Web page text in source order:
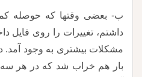
ب- بعضی وقتها که حوصله
داشتم، تغییرات را روی فایل
مشکلات بیشتری به وجود
بار هم خراب شد که در هر